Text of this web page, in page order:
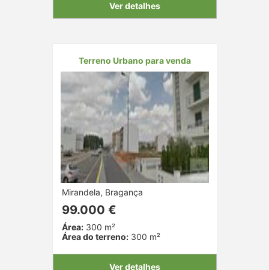
Ver detalhes
Terreno Urbano para venda
Mirandela, Bragança
99.000 €
Área:300 m²
Área do terreno:300 m²
Ver detalhes